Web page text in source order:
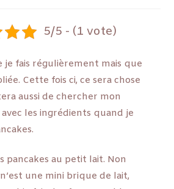
5/5 - (1 vote)
fais régulièrement mais que
Cette fois ci, ce sera chose
aussi de chercher mon
les ingrédients quand je
pancakes au petit lait. Non
une mini brique de lait,